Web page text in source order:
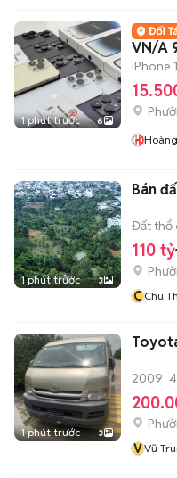
1 phút trước 6
VN/A
iPhone
1 phút trước 3
Bán
Đất thổ
110 tỷ
CChu
1 phút trước 3
2009
VVũ